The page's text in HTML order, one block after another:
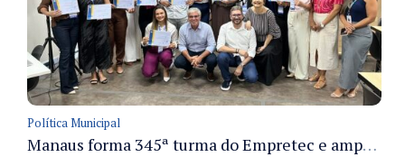
Política Municipal
Manaus forma 345ª turma do Empretec e amplia qualificação de empreendedores na cidade